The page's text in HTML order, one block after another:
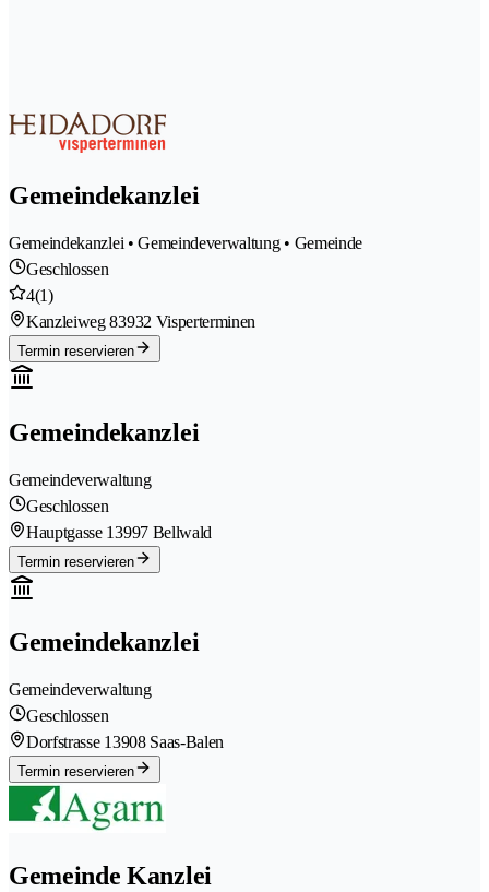
Gemeindekanzlei
Gemeindekanzlei • Gemeindeverwaltung • Gemeinde
Geschlossen
4(1)
Kanzleiweg 83932 Visperterminen
Termin reservieren
Gemeindekanzlei
Gemeindeverwaltung
Geschlossen
Hauptgasse 13997 Bellwald
Termin reservieren
Gemeindekanzlei
Gemeindeverwaltung
Geschlossen
Dorfstrasse 13908 Saas-Balen
Termin reservieren
Gemeinde Kanzlei